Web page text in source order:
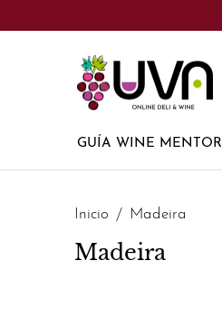
UVA
Tienda
de
vinos
GUÍA WINE MENTOR
Inicio Madeira
Madeira